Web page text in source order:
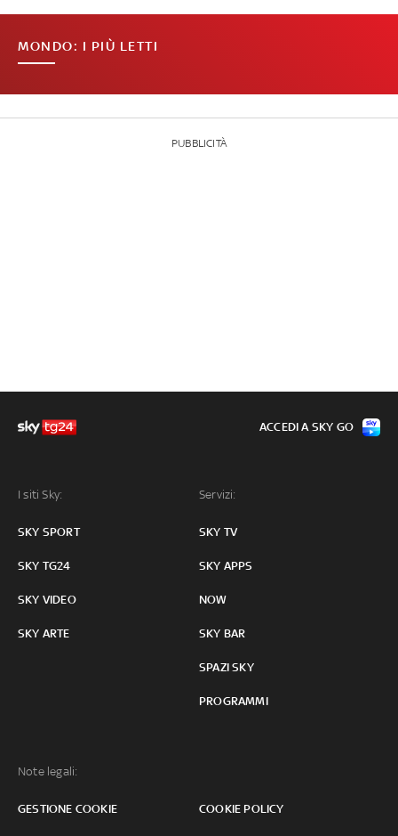
MONDO: I PIÙ LETTI
PUBBLICITÀ
I siti Sky:
SKY SPORT
SKY TG24
SKY VIDEO
SKY ARTE
Servizi:
SKY TV
SKY APPS
NOW
SKY BAR
SPAZI SKY
PROGRAMMI
Note legali:
GESTIONE COOKIE COOKIE POLICY
ACCEDI A SKY GO